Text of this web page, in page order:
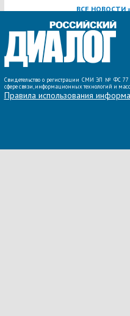
ВСЕ НОВОСТИ
Свидетельство о регистрации СМИ ЭЛ № ФС
сфере связи, информационных технологий и
Правила использования